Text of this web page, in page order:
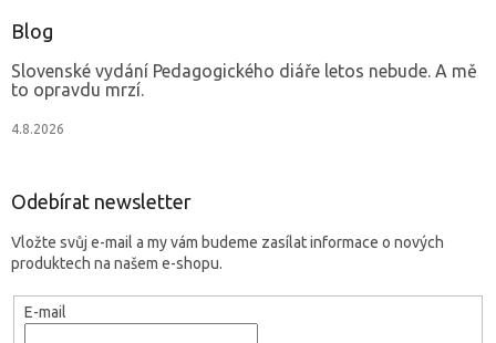
Blog
Slovenské vydání Pedagogického diáře letos nebude. A mě
to opravdu mrzí.
4.8.2026
Odebírat newsletter
Vložte svůj e-mail a my vám budeme zasílat informace o nových
produktech na našem e-shopu.
E-mail